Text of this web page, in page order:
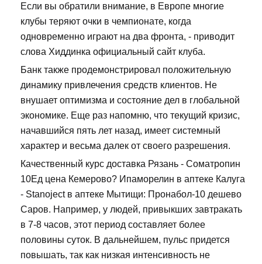
Если вы обратили внимание, в Европе многие
клубы теряют очки в чемпионате, когда
одновременно играют на два фронта, - приводит
слова Хиддинка официальный сайт клуба.
Банк также продемонстрировал положительную
динамику привлечения средств клиентов. Не
внушает оптимизма и состояние дел в глобальной
экономике. Еще раз напомню, что текущий кризис,
начавшийся пять лет назад, имеет системный
характер и весьма далек от своего разрешения.
Качественный курс доставка Рязань - Cоматропин
10Ед цена Кемерово? Ипаморелин в аптеке Калуга
- Stanoject в аптеке Мытищи: Пронабол-10 дешево
Саров. Например, у людей, привыкших завтракать
в 7-8 часов, этот период составляет более
половины суток. В дальнейшем, пульс придется
повышать, так как низкая интенсивность не